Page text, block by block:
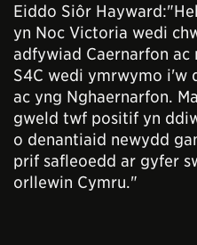
Eiddo Siôr
yn Noc Victoria wedi
adfywiad Caernarfon
S4C wedi ymrwymo i'w
ac yng Nghaernarfon.
gweld twf positif yn
o denantiaid newydd
prif safleoedd ar gyfer
orllewin Cymru."